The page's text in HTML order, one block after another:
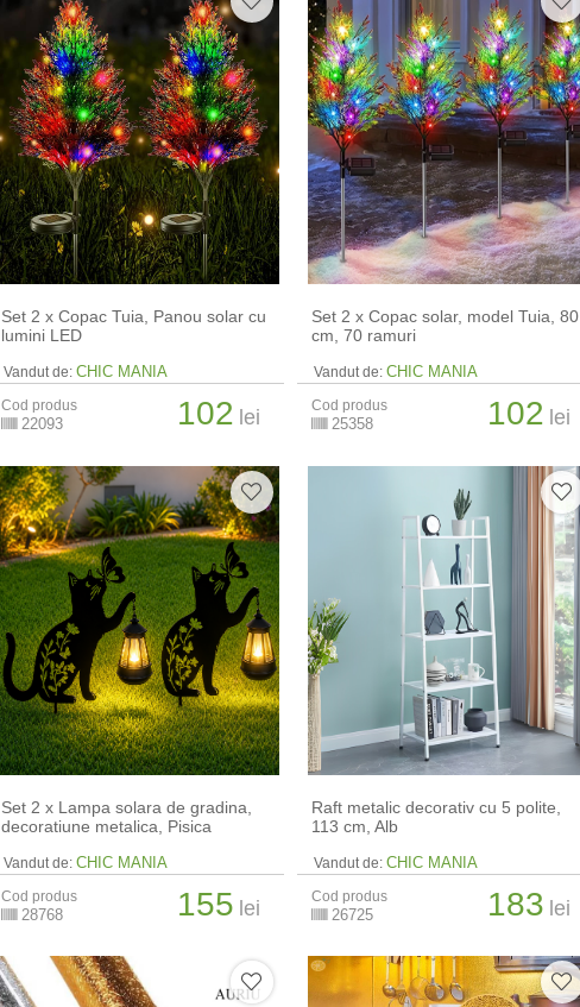
Set 2 x Copac Tuia, Panou solar cu
lumini LED
Vandut de: CHIC MANIA
Cod produs
22093 102 lei
Set 2 x Copac solar, model Tuia, 80
cm, 70 ramuri
Vandut de: CHIC MANIA
Cod produs
25358 102 lei
Set 2 x Lampa solara de gradina,
decoratiune metalica, Pisica
Vandut de: CHIC MANIA
Cod produs
28768 155 lei
Raft metalic decorativ cu 5 polite,
113 cm, Alb
Vandut de: CHIC MANIA
Cod produs
26725 183 lei